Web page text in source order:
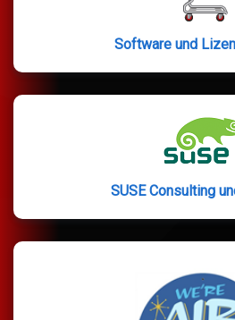
Software und
SUSE Consulting